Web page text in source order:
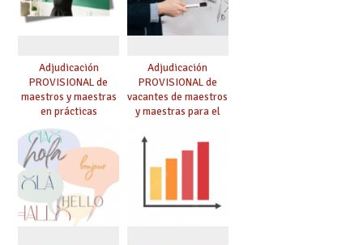
Adjudicación
PROVISIONAL de
maestros y maestras
en prácticas
Adjudicación
PROVISIONAL de
vacantes de maestros
y maestras para el